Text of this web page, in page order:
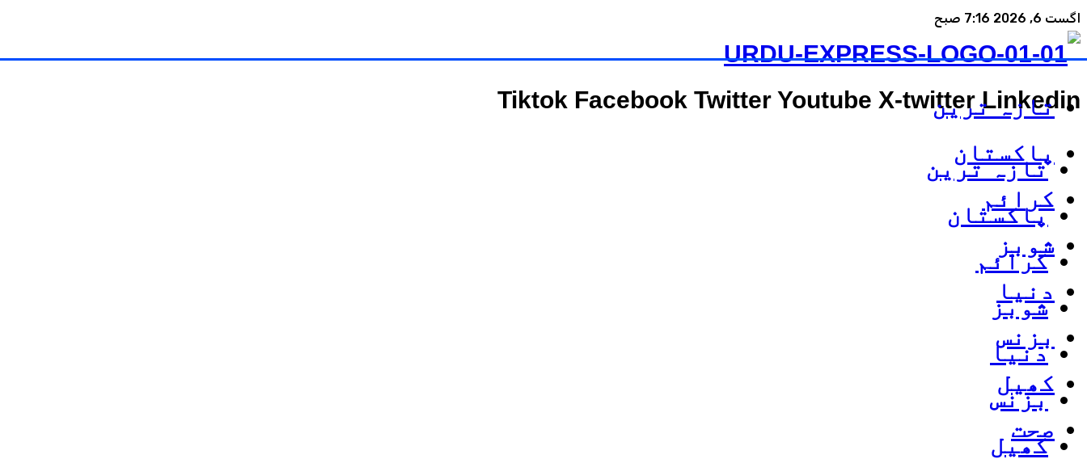
اگست 6, 2026 7:16 صبح
Tiktok Facebook Twitter Youtube X-twitter Linkedin
تازہ ترین
پاکستان
کرائم
شوبز
دنیا
بزنس
کھیل
تازہ ترین
پاکستان
کرائم
شوبز
دنیا
بزنس
کھیل
صحت